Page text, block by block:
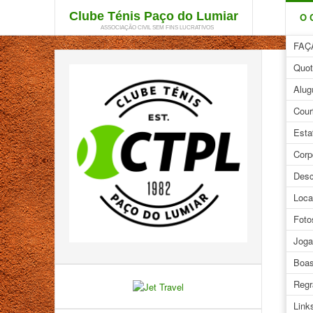
Clube Ténis Paço do Lumiar
ASSOCIAÇÃO CIVIL SEM FINS LUCRATIVOS
O
No
Com
se
O